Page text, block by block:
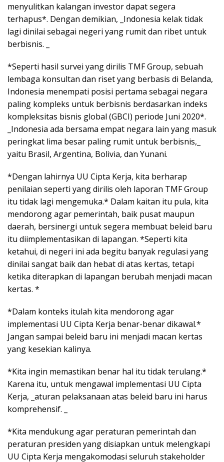
menyulitkan kalangan investor dapat segera
terhapus*. Dengan demikian, _Indonesia kelak tidak
lagi dinilai sebagai negeri yang rumit dan ribet untuk
berbisnis. _
*Seperti hasil survei yang dirilis TMF Group, sebuah
lembaga konsultan dan riset yang berbasis di Belanda,
Indonesia menempati posisi pertama sebagai negara
paling kompleks untuk berbisnis berdasarkan indeks
kompleksitas bisnis global (GBCI) periode Juni 2020*.
_Indonesia ada bersama empat negara lain yang masuk
peringkat lima besar paling rumit untuk berbisnis,_
yaitu Brasil, Argentina, Bolivia, dan Yunani.
*Dengan lahirnya UU Cipta Kerja, kita berharap
penilaian seperti yang dirilis oleh laporan TMF Group
itu tidak lagi mengemuka.* Dalam kaitan itu pula, kita
mendorong agar pemerintah, baik pusat maupun
daerah, bersinergi untuk segera membuat beleid baru
itu diimplementasikan di lapangan. *Seperti kita
ketahui, di negeri ini ada begitu banyak regulasi yang
dinilai sangat baik dan hebat di atas kertas, tetapi
ketika diterapkan di lapangan berubah menjadi macan
kertas. *
*Dalam konteks itulah kita mendorong agar
implementasi UU Cipta Kerja benar-benar dikawal.*
Jangan sampai beleid baru ini menjadi macan kertas
yang kesekian kalinya.
*Kita ingin memastikan benar hal itu tidak terulang.*
Karena itu, untuk mengawal implementasi UU Cipta
Kerja, _aturan pelaksanaan atas beleid baru ini harus
komprehensif. _
*Kita mendukung agar peraturan pemerintah dan
peraturan presiden yang disiapkan untuk melengkapi
UU Cipta Kerja mengakomodasi seluruh stakeholder